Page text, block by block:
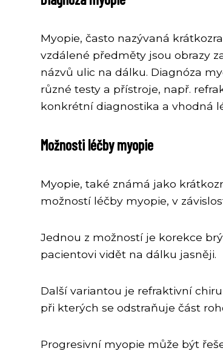
Myopie, často nazývaná
vzdálené předměty jsou obrazy
názvů ulic na dálku. Diagnóza
různé testy a přístroje, např.
konkrétní diagnostika a vhodná
Možnosti léčby myopie
Myopie, také známá jako
možností léčby myopie, v
Jednou z možností je korekce
pacientovi vidět na dálku jasněji.
Další variantou je refraktivní
při kterých se odstraňuje část
Progresivní myopie může být